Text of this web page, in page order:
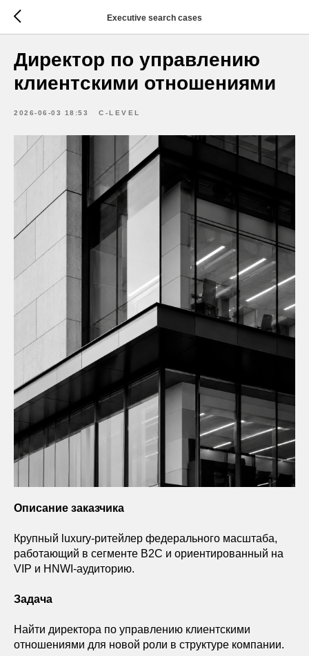
Executive search cases
Директор по управлению
клиентскими отношениями
2026-06-03 18:53 С-LEVEL
Описание заказчика
Крупный luxury-ритейлер федерального масштаба,
работающий в сегменте B2C и ориентированный на
VIP и HNWI-аудиторию.
Задача
Найти директора по управлению клиентскими
отношениями для новой роли в структуре компании.